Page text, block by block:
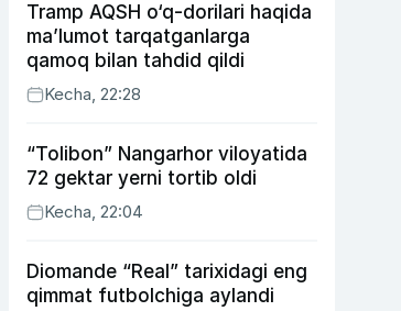
Tramp AQSH o‘q-dorilari haqida
ma’lumot tarqatganlarga
qamoq bilan tahdid qildi
Kecha, 22:28
“Tolibon” Nangarhor viloyatida
72 gektar yerni tortib oldi
Kecha, 22:04
Diomande “Real” tarixidagi eng
qimmat futbolchiga aylandi